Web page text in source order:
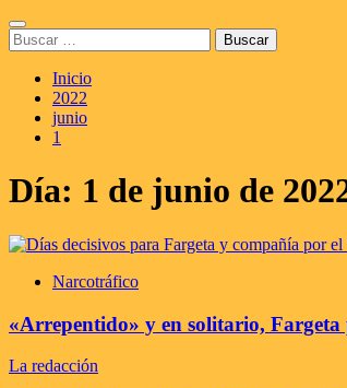
Saltar
al
contenido
Menú
principal
Buscar:
Inicio
2022
junio
1
Día: 1 de junio de
Narcotráfico
«Arrepentido» y en solitario,
La redacción